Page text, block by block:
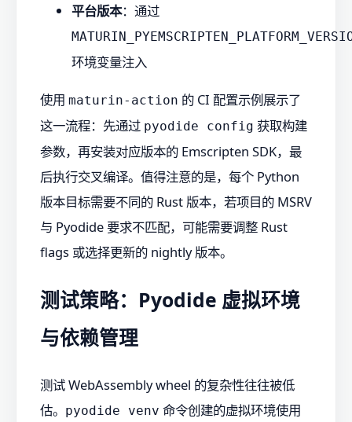
平台版本：通过
环境变量注入
使用 maturin-action 的 CI 配置示例展示了
这一流程：先通过 pyodide config 获取构建
参数，再安装对应版本的 Emscripten SDK，最
后执行交叉编译。值得注意的是，每个 Python
版本目标需要不同的 Rust 版本，若项目的 MSRV
与 Pyodide 要求不匹配，可能需要调整 Rust
flags 或选择更新的 nightly 版本。
测试策略：Pyodide 虚拟环境
与依赖管理
测试 WebAssembly wheel 的复杂性往往被低
估。 pyodide venv 命令创建的虚拟环境使用